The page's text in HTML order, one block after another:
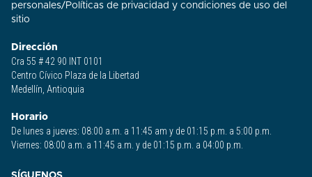
personales/ Políticas de privacidad y condiciones de uso del
sitio​
Dirección
Cra 55 # 42 90 INT 0101
Centro Cívico Plaza de la Libertad
Medellín, Antioquia
Horario
De lunes a jueves: 08:00 a.m. a 11:45 am y de 01:15 p.m. a 5:00 p.m.
Viernes: 08:00 a.m. a 11:45 a.m. y de 01:15 p.m. a 04:00 p.m.